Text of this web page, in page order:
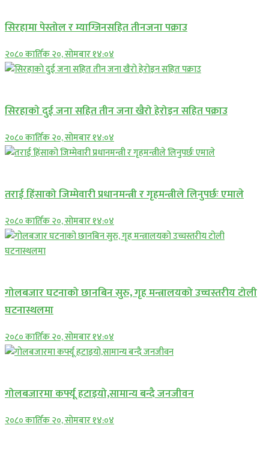
सिरहामा पेस्तोल र म्याग्जिनसहित तीनजना पक्राउ
२०८० कार्तिक २०, सोमबार १४:०४
सिरहाकाे दुई जना सहित तीन जना खैरो हेरोइन सहित पक्राउ
२०८० कार्तिक २०, सोमबार १४:०४
तराई हिंसाको जिम्मेवारी प्रधानमन्त्री र गृहमन्त्रीले लिनुपर्छः एमाले
२०८० कार्तिक २०, सोमबार १४:०४
गोलबजार घटनाको छानबिन सुरु, गृह मन्त्रालयको उच्चस्तरीय टोली
घटनास्थलमा
२०८० कार्तिक २०, सोमबार १४:०४
गोलबजारमा कर्फ्यू हटाइयो,सामान्य बन्दै जनजीवन
२०८० कार्तिक २०, सोमबार १४:०४